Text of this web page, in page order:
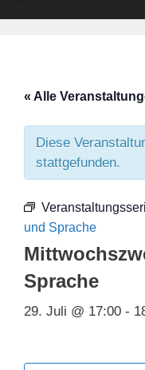
« Alle
Diese
stattgefunden.
und Sprache
Sprache
29. Juli @ 17:00 -